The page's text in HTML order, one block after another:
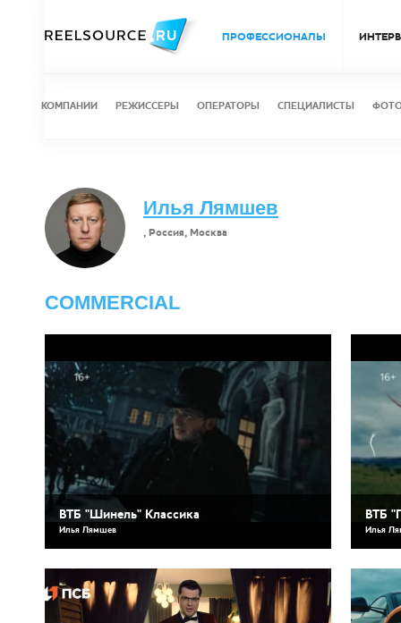
ПРОФЕССИОНАЛЫ
КОМПАНИИ РЕЖИССЕРЫ ОПЕРАТОРЫ СПЕЦИАЛИСТЫ
Илья Лямшев
, Россия, Москва
COMMERCIAL
ВТБ "Шинель" Классика
Илья Лямшев
ВТБ
Илья